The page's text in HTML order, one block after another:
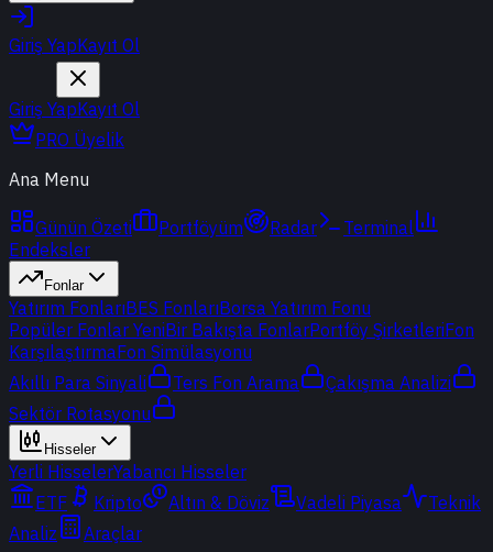
Giriş YapKayıt Ol
Giriş YapKayıt Ol
PRO Üyelik
Ana Menu
Günün Özeti Portföyüm Radar
Terminal
Endeksler
Fonlar
Yatırım FonlarıBES FonlarıBorsa Yatırım Fonu
Popüler Fonlar YeniBir Bakışta FonlarPortföy ŞirketleriFon
KarşılaştırmaFon Simülasyonu
Akıllı Para Sinyali
Ters Fon Arama
Çakışma Analizi
Sektör Rotasyonu
Hisseler
Yerli HisselerYabancı Hisseler
ETF
Kripto Altın & Döviz Vadeli Piyasa
Teknik
Analiz
Araçlar